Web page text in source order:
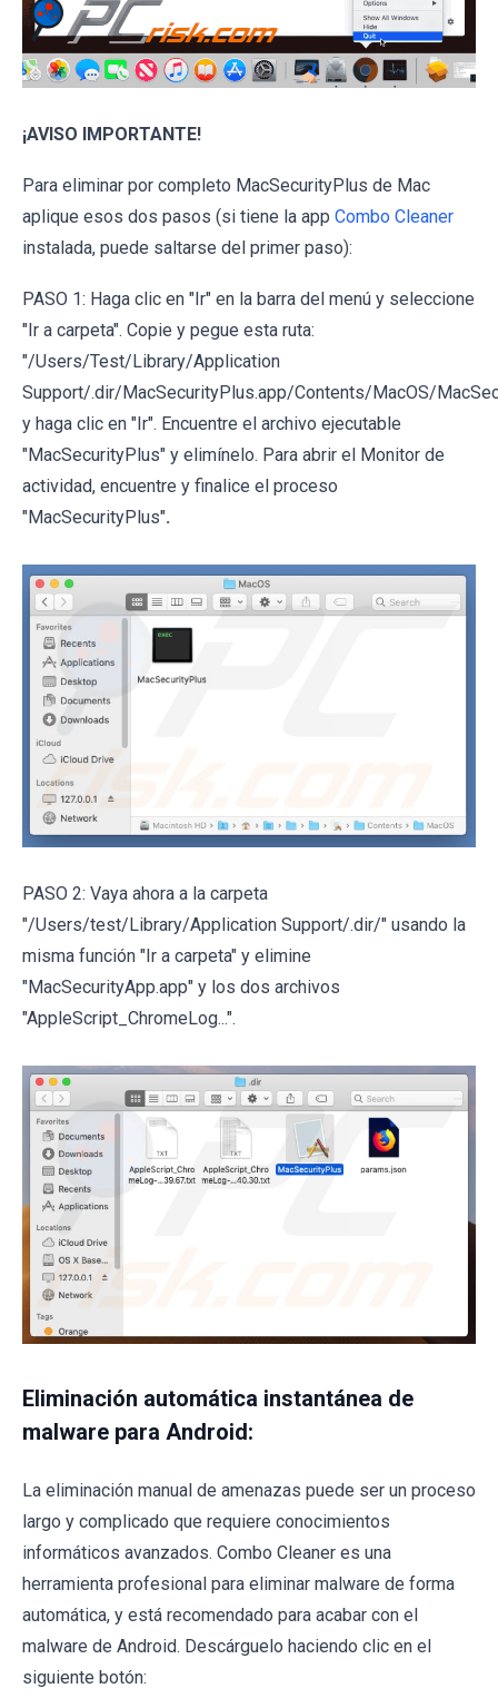
¡AVISO IMPORTANTE!
Para eliminar por completo MacSecurityPlus de Mac
aplique esos dos pasos (si tiene la app Combo Cleaner
instalada, puede saltarse del primer paso):
PASO 1: Haga clic en "Ir" en la barra del menú y seleccione
"Ir a carpeta". Copie y pegue esta ruta:
"/Users/Test/Library/Application
Support/.dir/MacSecurityPlus.app/Contents/MacOS/
y haga clic en "Ir". Encuentre el archivo ejecutable
"MacSecurityPlus" y elimínelo. Para abrir el Monitor de
actividad, encuentre y finalice el proceso
"MacSecurityPlus".
PASO 2: Vaya ahora a la carpeta
"/Users/test/Library/Application Support/.dir/" usando la
misma función "Ir a carpeta" y elimine
"MacSecurityApp.app" y los dos archivos
"AppleScript_ChromeLog...".
Eliminación automática instantánea de
malware para Android:
La eliminación manual de amenazas puede ser un proceso
largo y complicado que requiere conocimientos
informáticos avanzados. Combo Cleaner es una
herramienta profesional para eliminar malware de forma
automática, y está recomendado para acabar con el
malware de Android. Descárguelo haciendo clic en el
siguiente botón: